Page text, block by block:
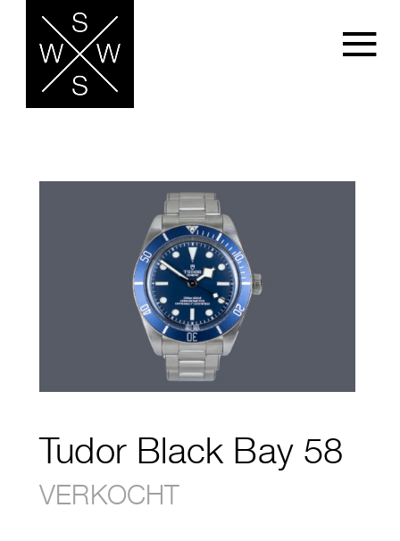
Tudor Black Bay 58
VERKOCHT